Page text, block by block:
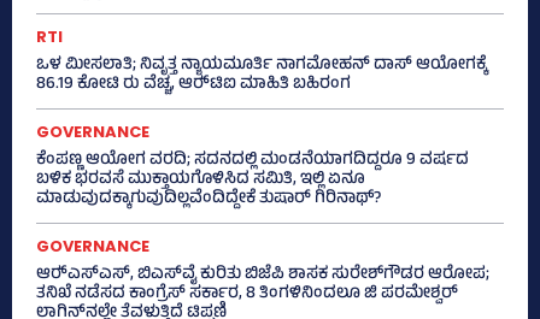
RTI
ಒಳ ಮೀಸಲಾತಿ; ನಿವೃತ್ತ ನ್ಯಾಯಮೂರ್ತಿ ನಾಗಮೋಹನ್ ದಾಸ್ ಆಯೋಗಕ್ಕೆ
86.19 ಕೋಟಿ ರು ವೆಚ್ಚ, ಆರ್‍‌ಟಿಐ ಮಾಹಿತಿ ಬಹಿರಂಗ
GOVERNANCE
ಕೆಂಪಣ್ಣ ಆಯೋಗ ವರದಿ; ಸದನದಲ್ಲಿ ಮಂಡನೆಯಾಗದಿದ್ದರೂ 9 ವರ್ಷದ
ಬಳಿಕ ಭರವಸೆ ಮುಕ್ತಾಯಗೊಳಿಸಿದ ಸಮಿತಿ, ಇಲ್ಲಿ ಏನೂ
ಮಾಡುವುದಕ್ಕಾಗುವುದಿಲ್ಲವೆಂದಿದ್ದೇಕೆ ತುಷಾರ್ ಗಿರಿನಾಥ್?
GOVERNANCE
ಆರ್‍‌ಎಸ್‌ಎಸ್‌, ಬಿಎಸ್‌ವೈ ಕುರಿತು ಬಿಜೆಪಿ ಶಾಸಕ ಸುರೇಶ್‌ಗೌಡರ ಆರೋಪ;
ತನಿಖೆ ನಡೆಸದ ಕಾಂಗ್ರೆಸ್‌ ಸರ್ಕಾರ, 8 ತಿಂಗಳಿನಿಂದಲೂ ಜಿ ಪರಮೇಶ್ವರ್
ಲಾಗಿನ್‌ನಲ್ಲೇ ತೆವಳುತ್ತಿದೆ ಟಿಪ್ಪಣಿ